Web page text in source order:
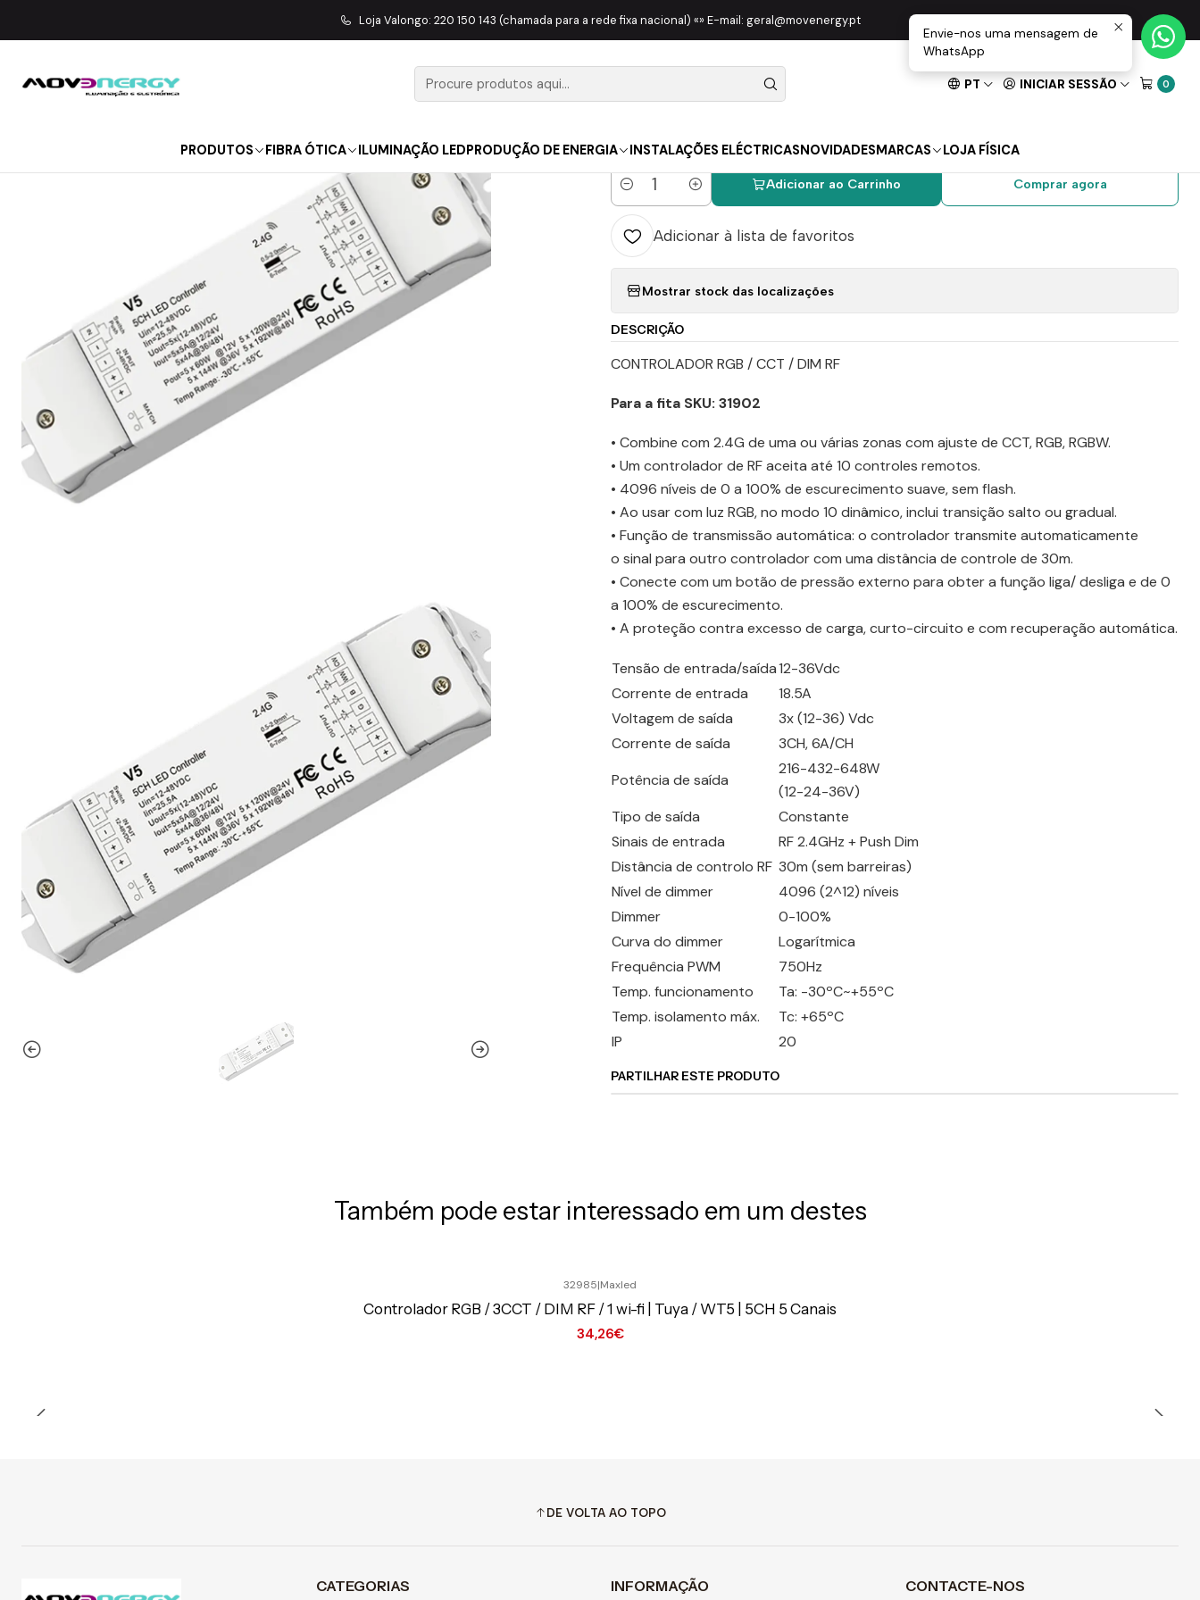
PT INICIAR SESSÃO 0
PRODUTOS FIBRA ÓTICA ILUMINAÇÃO LEDPRODUÇÃO DE ENERGIA INSTALAÇÕES ELÉCTRICASNOVIDADESMARCAS LOJA FÍSICA
Loja Valongo: 220 150 143 (chamada para a rede fixa nacional) «» E-mail: geral@movenergy.pt
Início ILUMINAÇÃO ILUMINAÇÃO LED Controlador RGB / 3CCT / DIM RF 5CH 5 Canais
Controlador RGB / 3CCT / DIM RF
5CH 5 Canais
Quantidade
Adicionar ao Carrinho Comprar agora
Adicionar à lista de favoritos
Mostrar stock das localizações
DESCRIÇÃO
CONTROLADOR RGB / CCT / DIM RF
Para a fita SKU: 31902
• Combine com 2.4G de uma ou várias zonas com ajuste de CCT, RGB, RGBW.
• Um controlador de RF aceita até 10 controles remotos.
• 4096 níveis de 0 a 100% de escurecimento suave, sem flash.
• Ao usar com luz RGB, no modo 10 dinâmico, inclui transição salto ou gradual.
• Função de transmissão automática: o controlador transmite automaticamente
o sinal para outro controlador com uma distância de controle de 30m.
• Conecte com um botão de pressão externo para obter a função liga/ desliga e de 0
a 100% de escurecimento.
• A proteção contra excesso de carga, curto-circuito e com recuperação automática.
Tensão de entrada/saída12-36Vdc
Corrente de entrada
18.5A
Voltagem de saída
3x (12-36) Vdc
Corrente de saída
3CH, 6A/CH
Potência de saída
216-432-648W
(12-24-36V)
Tipo de saída
Constante
Sinais de entrada
RF 2.4GHz + Push Dim
Distância de controlo RF 30m (sem barreiras)
Nível de dimmer
4096 (2^12) níveis
Dimmer
0-100%
Curva do dimmer
Logarítmica
Frequência PWM
750Hz
Temp. funcionamento
Ta: -30ºC~+55ºC
Temp. isolamento máx.
Tc: +65ºC
IP
20
PARTILHAR ESTE PRODUTO
Também pode estar interessado em um destes
32985|Maxled
Controlador RGB / 3CCT / DIM RF / 1 wi-fi | Tuya / WT5 | 5CH 5 Canais
34,26€
DE VOLTA AO TOPO
CATEGORIAS INFORMAÇÃO CONTACTE-NOS
Envie-nos uma mensagem de
WhatsApp